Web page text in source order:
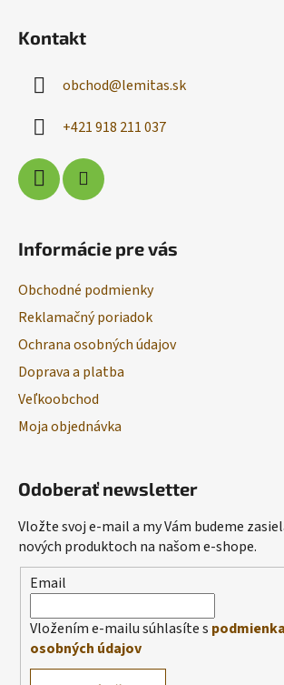
Kontakt
obchod@lemitas.sk
+421 918 211 037
Informácie pre vás
Obchodné podmienky
Reklamačný poriadok
Ochrana osobných údajov
Doprava a platba
Veľkoobchod
Moja objednávka
Odoberať newsletter
Vložte svoj e-mail a my Vám budeme
nových produktoch na našom e-shope.
Email
Vložením e-mailu súhlasíte s
osobných údajov